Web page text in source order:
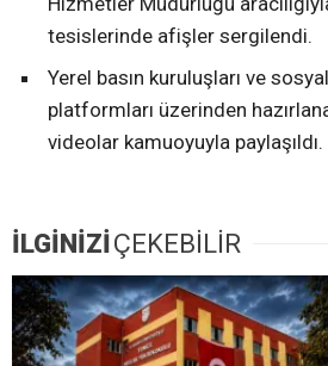
tesislerinde afişler sergilendi.
Yerel basın kuruluşları ve
platformları üzerinden
videolar kamuoyuyla paylaşıldı.
İLGİNİZİÇEKEBİLİR